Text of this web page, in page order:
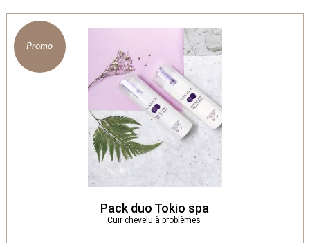
Pack duo Tokio spa
Cuir chevelu à problèmes
Promo